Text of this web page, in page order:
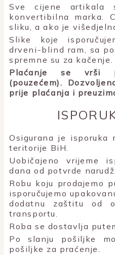
Sve cijene artikala
konvertibilna marka.
sliku, a ako je
Slike koje
drveni-blind ram, sa
spremne su za kačenje.
Plaćanje se vrši
(pouzećem).
prije plaćanja i
Osigurana je isporuka
teritorije BiH.
Uobičajeno vrijeme
dana od potvrde
Robu koju prodajemo
isporučujemo
dodatnu zaštitu od
transportu.
Roba se dostavlja
Po slanju pošiljke
pošiljke za praćenje.